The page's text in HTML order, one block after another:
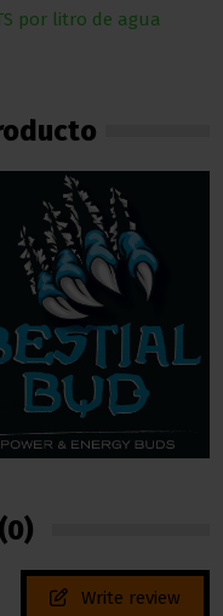
por litro de agua
(0)
Write review